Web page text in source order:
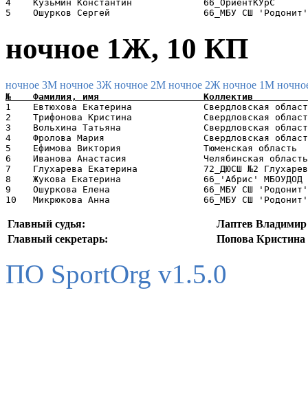
4    Кузьмин Константин
ночное 1Ж, 10 КП
ночное 3М ночное 3Ж ночное 2М ночное 2Ж ночное 1М
1    Евтюхова Екатерина             Свердловская
2    Трифонова Кристина             Свердловская
3    Вольхина Татьяна               Свердловская
4    Фролова Мария                  Свердловская
5    Ефимова Виктория               Тюменская
6    Иванова Анастасия              Челябинская
7    Глухарева Екатерина            72_ДЮСШ №2
8    Жукова Екатерина               66_'Абрис'
9    Ошуркова Елена                 66_МБУ СШ
Главный судья:
Лаптев
Главный секретарь:
Попова
ПО SportOrg v1.5.0